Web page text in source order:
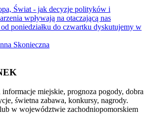
Świat - jak decyzje polityków i
wpływają na otaczającą nas
poniedziałku do czwartku dyskutujemy w
Skonieczna
miejskie, prognoza pogody, dobra
świetna zabawa, konkursy, nagrody.
lub w województwie zachodniopomorskiem